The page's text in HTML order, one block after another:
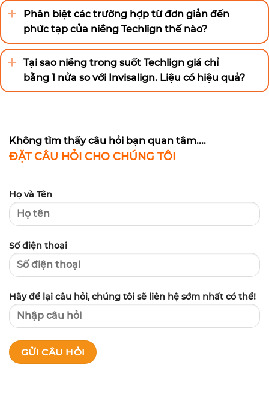
Phân biệt các trường hợp từ đơn giản đến
phức tạp của niềng Techlign thế nào?
Tại sao niềng trong suốt Techlign giá chỉ
bằng 1 nửa so với Invisalign. Liệu có hiệu quả?
Không tìm thấy câu hỏi bạn quan tâm....
ĐẶT CÂU HỎI CHO CHÚNG TÔI
Họ và Tên
Số điện thoại
Hãy để lại câu hỏi, chúng tôi sẽ liên hệ sớm nhất có thể!